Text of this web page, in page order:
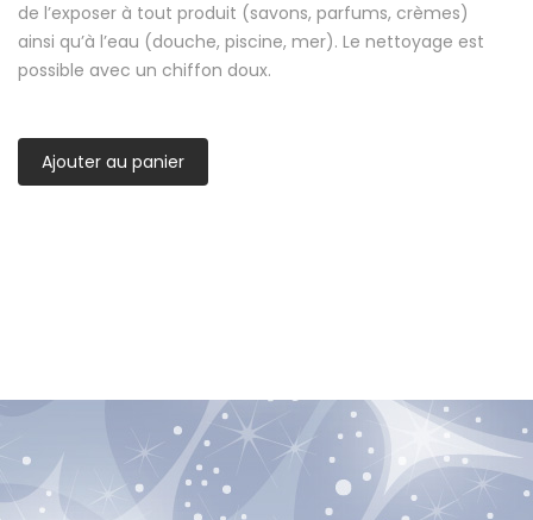
de l’exposer à tout produit (savons, parfums, crèmes)
ainsi qu’à l’eau (douche, piscine, mer). Le nettoyage est
possible avec un chiffon doux.
Ajouter au panier